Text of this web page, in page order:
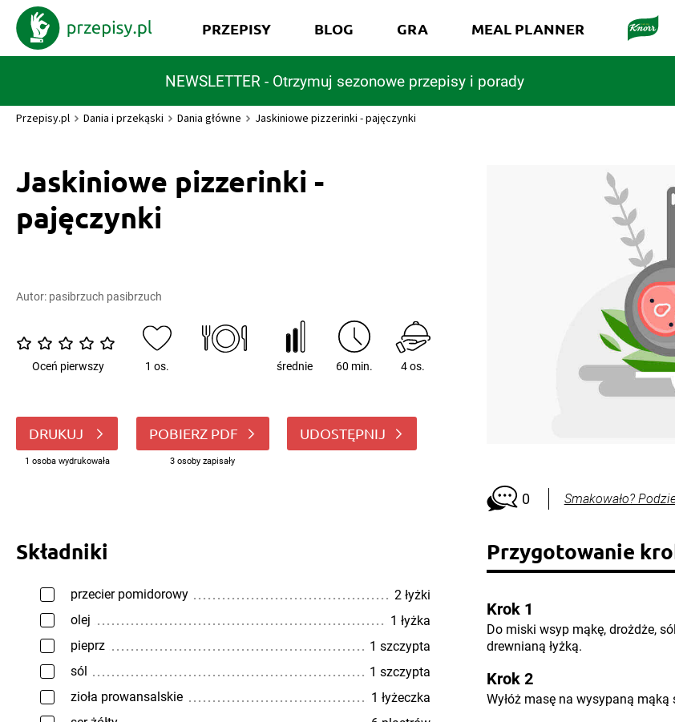
NEWSLETTER - Otrzymuj sezonowe przepisy i porady
PRZEPISY BLOG GRA MEAL PLANNER
Przepisy.pl Dania i przekąski Dania główne Jaskiniowe pizzerinki - pajęczynki
Jaskiniowe pizzerinki -
pajęczynki
Autor: pasibrzuch pasibrzuch
Oceń pierwszy 1 os. średnie 60 min. 4 os.
DRUKUJ
1 osoba wydrukowała
POBIERZ PDF
3 osoby zapisały
UDOSTĘPNIJ
0 Smakowało?
Składniki
przecier pomidorowy
2 łyżki
olej
1 łyżka
pieprz
1 szczypta
sól
1 szczypta
zioła prowansalskie
1 łyżeczka
Przygotowanie
Krok 1
Do miski wsyp mąkę, drożdże,
drewnianą łyżką.
Krok 2
Wyłóż masę na wysypaną